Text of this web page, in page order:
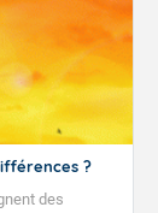
?
des